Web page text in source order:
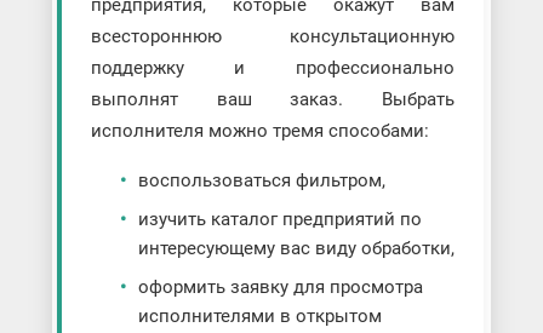
предприятия, которые окажут вам
всестороннюю консультационную
поддержку и профессионально
выполнят ваш заказ. Выбрать
исполнителя можно тремя способами:
воспользоваться фильтром,
изучить каталог предприятий по
интересующему вас виду обработки,
оформить заявку для просмотра
исполнителями в открытом